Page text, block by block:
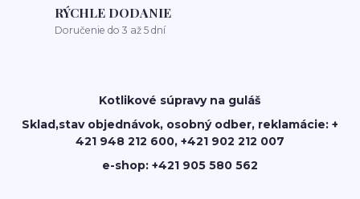
RÝCHLE DODANIE
Doručenie do 3 až 5 dní
Kotlikové súpravy na guláš
Sklad,stav objednávok, osobný odber, reklamácie: +
421 948 212 600, +421 902 212 007
e-shop: +421 905 580 562